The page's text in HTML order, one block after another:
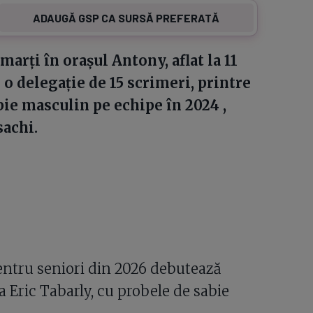
ADAUGĂ GSP CA SURSĂ PREFERATĂ
în orașul Antony, aflat la 11
delegație de 15 scrimeri, printre
masculin pe echipe în 2024 ,
seniori din 2026 debutează
Tabarly, cu probele de sabie